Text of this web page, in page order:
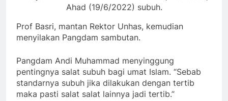
Ahad (19/6/2022) subuh.
Prof Basri, mantan Rektor Unhas, kemudian
menyilakan Pangdam sambutan.
Pangdam Andi Muhammad menyinggung
pentingnya salat subuh bagi umat Islam. “Sebab
standarnya subuh jika dilakukan dengan tertib
maka pasti salat salat lainnya jadi tertib.”